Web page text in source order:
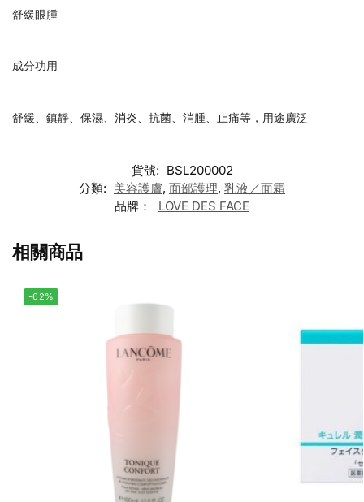
舒緩眼腫
成分功用
舒緩、鎮靜、保濕、消炎、抗菌、消腫、止痛等，用途廣泛
貨號: BSL200002
分類: 美容護膚, 面部護理, 乳液／面霜
品牌：
LOVE DES FACE
相關商品
-62%